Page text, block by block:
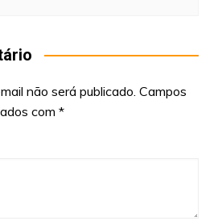
não será publicado. Campos
com *